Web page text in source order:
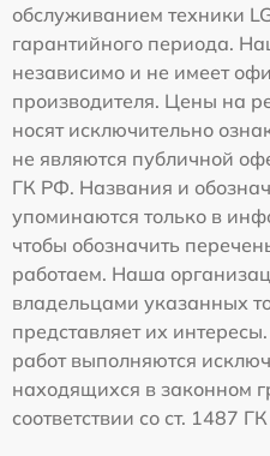
обслуживанием техники
гарантийного периода.
независимо и не имеет
производителя. Цены на
носят исключительно
не являются публичной
ГК РФ. Названия и
упоминаются только в
чтобы обозначить
работаем. Наша
владельцами указанных
представляет их
работ выполняются
находящихся в законном
соответствии со ст. 1487